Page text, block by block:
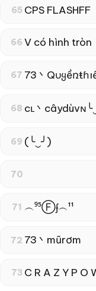
65 CPS FLASHFF
66 V có hình tròn
67 73丶
68 cʟ丶
69 (╰‿╯)
70
71 ︵⁹⁵Ⓕʄ︵¹¹
72 73丶mũrơm
73 C R A Z Y P O